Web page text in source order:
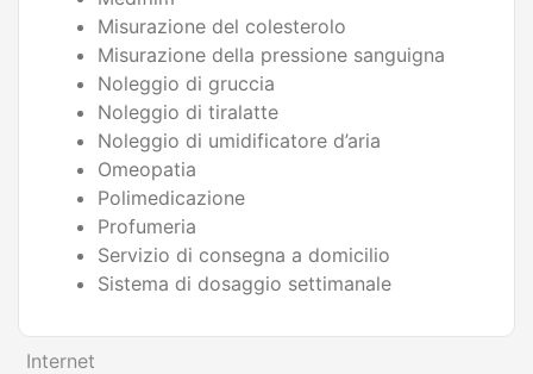
Misurazione del colesterolo
Misurazione della pressione sanguigna
Noleggio di gruccia
Noleggio di tiralatte
Noleggio di umidificatore d’aria
Omeopatia
Polimedicazione
Profumeria
Servizio di consegna a domicilio
Sistema di dosaggio settimanale
Internet